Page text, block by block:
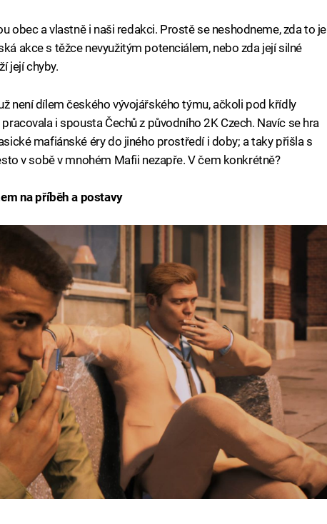
obec a vlastně i naši redakci. Prostě se neshodneme, zda to je
akce s těžce nevyužitým potenciálem, nebo zda její silné
její chyby.
není dílem českého vývojářského týmu, ačkoli pod křídly
i spousta Čechů z původního 2K Czech. Navíc se hra
mafiánské éry do jiného prostředí i doby; a taky přišla s
v sobě v mnohém Mafii nezapře. V čem konkrétně?
na příběh a postavy